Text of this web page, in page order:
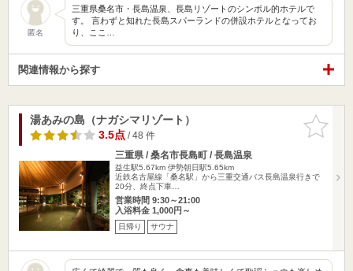
匿名
三重県桑名市・長島温泉、長島リゾートのシンボル的ホテルで
す。 言わずと知れた長島スパーランドの併設ホテルとなってお
り、ここ…
関連情報から探す
お気に入
りに追加
湯あみの島（ナガシマリゾート）
3.5点/ 48 件
三重県 / 桑名市長島町 / 長島温泉
益生駅5.67km 伊勢朝日駅5.65km
近鉄名古屋線「桑名駅」から三重交通バス長島温泉行きで
20分、終点下車…
営業時間 9:30～21:00
入浴料金 1,000円～
日帰り サウナ